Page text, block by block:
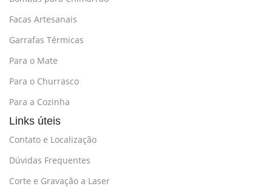
Facas Artesanais
Garrafas Térmicas
Para o Mate
Para o Churrasco
Para a Cozinha
Links úteis
Contato e Localização
Dúvidas Frequentes
Corte e Gravação a Laser